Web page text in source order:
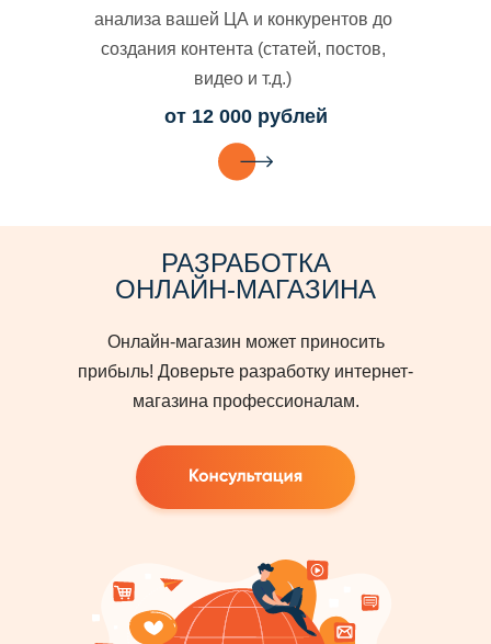
анализа вашей ЦА и конкурентов до
создания контента (статей, постов,
видео и т.д.)
от 12 000 рублей
РАЗРАБОТКА
ОНЛАЙН-МАГАЗИНА
Онлайн-магазин может приносить
прибыль! Доверьте разработку интернет-
магазина профессионалам.